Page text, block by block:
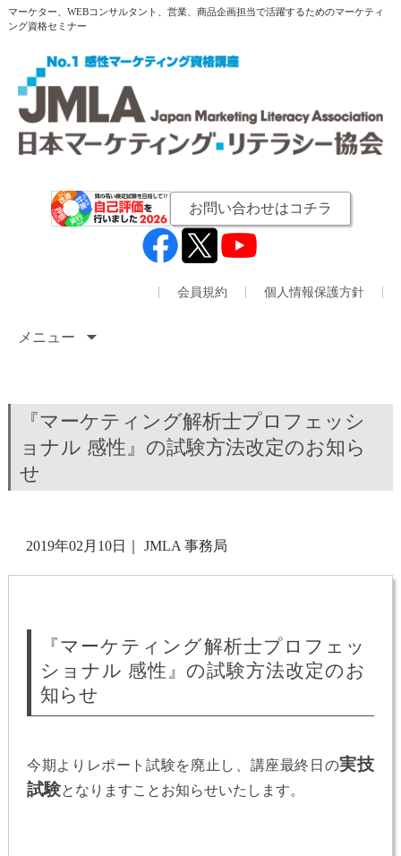
マーケター、WEBコンサルタント、営業、商品企画担当で活躍するためのマーケティ
ング資格セミナー
お問い合わせはコチラ
会員規約 個人情報保護方針
メニュー
『マーケティング解析士プロフェッシ
ョナル 感性』の試験方法改定のお知ら
せ
2019年02月10日 JMLA 事務局
『マーケティング解析士プロフェッ
ショナル 感性』の試験方法改定のお
知らせ
今期よりレポート試験を廃止し、講座最終日の実技
試験となりますことお知らせいたします。